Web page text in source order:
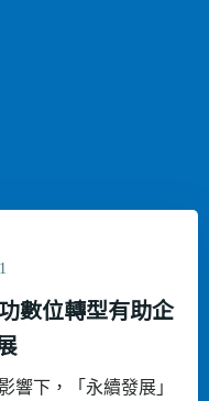
數位轉型有助企
響下，「永續發展」